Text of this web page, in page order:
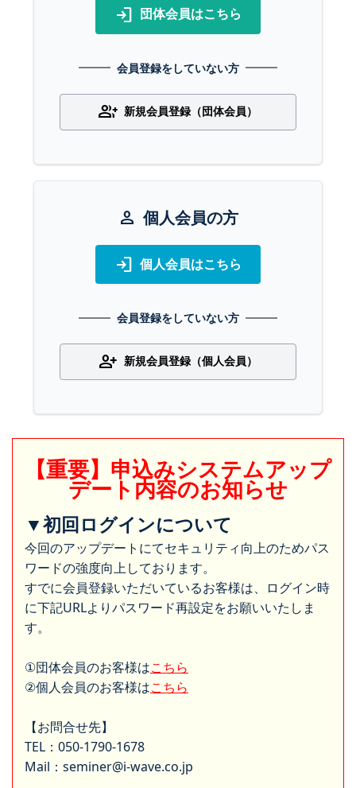
login 団体会員はこちら
会員登録をしていない方
group_add 新規会員登録（団体会員）
person 個人会員の方
login 個人会員はこちら
会員登録をしていない方
person_add 新規会員登録（個人会員）
【重要】申込みシステムアップ
デート内容のお知らせ
▼初回ログインについて
今回のアップデートにてセキュリティ向上のためパス
ワードの強度向上しております。
すでに会員登録いただいているお客様は、ログイン時
に下記URLよりパスワード再設定をお願いいたしま
す。
①団体会員のお客様はこちら
②個人会員のお客様はこちら
【お問合せ先】
TEL：050-1790-1678
Mail：seminer@i-wave.co.jp